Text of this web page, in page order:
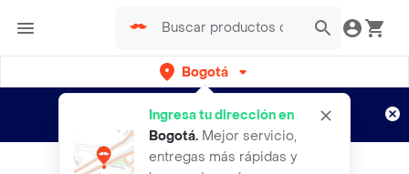
Bogotá
Ingresa tu dirección en
Bogotá. Mejor servicio,
entregas más rápidas y
envíos gratis por semanas
Aplican TyC